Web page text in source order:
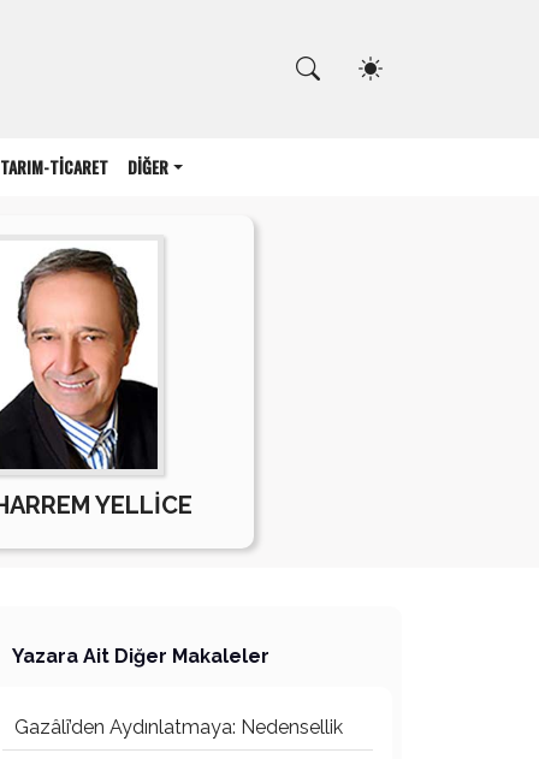
TARIM-TİCARET DİĞER
YELLİCE
Yazara Ait Diğer Makaleler
Gazâlî’den Aydınlatmaya: Nedensellik